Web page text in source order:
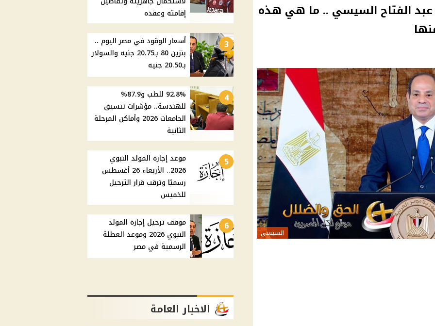
عبد الفتاح السيسي .. ما هي هذه
السيسى
إقامته وعقده
3
أسعار الوقود في مصر اليوم ..
بنزين 80 بـ20.75 جنيه والسولار
بـ20.50 جنيه
4
92.8% للطب و87.9%
للهندسة.. مؤشرات تنسيق
الجامعات 2026 وأماكن المرحلة
الثانية
5
موعد إجازة المولد النبوي
2026.. الأربعاء 26 أغسطس
رسميًا وترقب قرار الترحيل
للخميس
6
موقف ترحيل إجازة المولد
النبوي 2026 وموعد العطلة
الرسمية في مصر
الاخبار العامة